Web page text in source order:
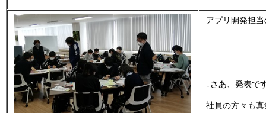
アプリ開発担
↓さあ、発表で
社員の方々も